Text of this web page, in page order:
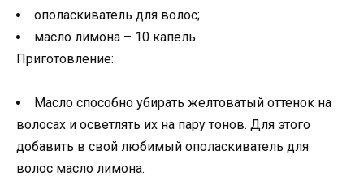
ополаскиватель для волос;
масло лимона – 10 капель.
Приготовление:
Масло способно убирать желтоватый оттенок на
волосах и осветлять их на пару тонов. Для этого
добавить в свой любимый ополаскиватель для
волос масло лимона.